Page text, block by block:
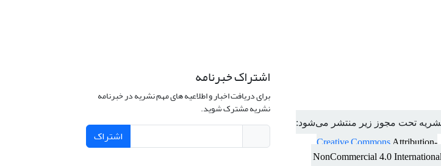
نشریه تحت مجوز زیر منتشر می‌شود:
Creative Commons Attribution-
NonCommercial 4.0 International
اشتراک خبرنامه
برای دریافت اخبار و اطلاعیه های مهم نشریه در خبرنامه
نشریه مشترک شوید.
اشتراک